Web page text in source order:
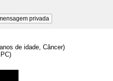
privada
de idade, Câncer)